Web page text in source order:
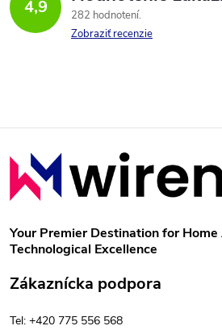
4,9
282 hodnotení
Zobraziť recenzie
Z
á
p
ä
t
Your Premier Destination for
Technological Excellence
Zákaznícka podpora
Tel: +420 775 556 568